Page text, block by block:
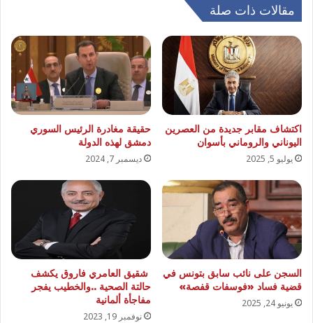
مقالات ذات صلة
اكتشاف مقابر جديدة من العصرين
اليوناني والروماني بأسوان
يوليو 5, 2025
حقيقة مغادرة الرئيس السوري
دمشق لهذه الدولة
ديسمبر 7, 2024
السجن على نائب سابق بتونس في
قضية فساد «فوسفات قفصة»
يونيو 24, 2025
شقيق العامري فاروق يكشف
حالتة الصحية ..والخطيب يفجر
مفاجأة ألمانية
نوفمبر 19, 2023